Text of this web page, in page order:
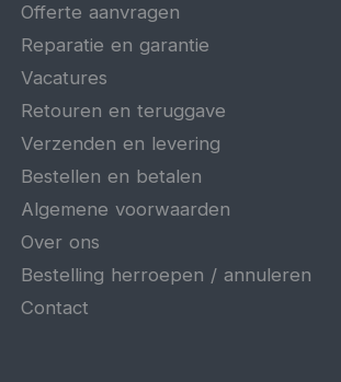
Offerte aanvragen
Reparatie en garantie
Vacatures
Retouren en teruggave
Verzenden en levering
Bestellen en betalen
Algemene voorwaarden
Over ons
Bestelling herroepen / annuleren
Contact